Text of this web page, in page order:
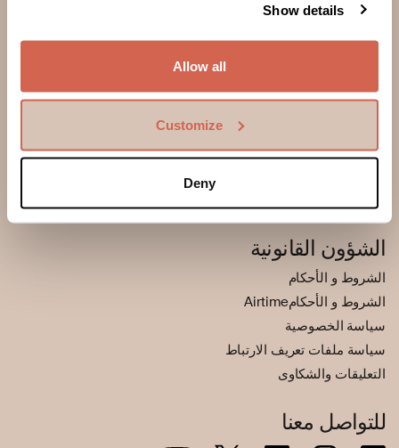
Show details
Allow all
Customize
Deny
كيفة اجراء التحويل
مركز المساعدة
التوعية بالاحتيال ومنعه
قصتنا
أخبار و مدونات
الشؤون القانونية
الشروط و الأحكام
الشروط و الأحكامAirtime
سياسة الخصوصية
سياسة ملفات تعريف الارتباط
التعليقات والشكاوى
للتواصل معنا